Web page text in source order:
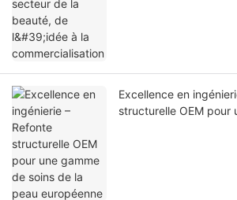
Excellence en
structurelle OEM pour